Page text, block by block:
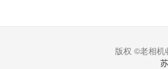
版权 ©老相